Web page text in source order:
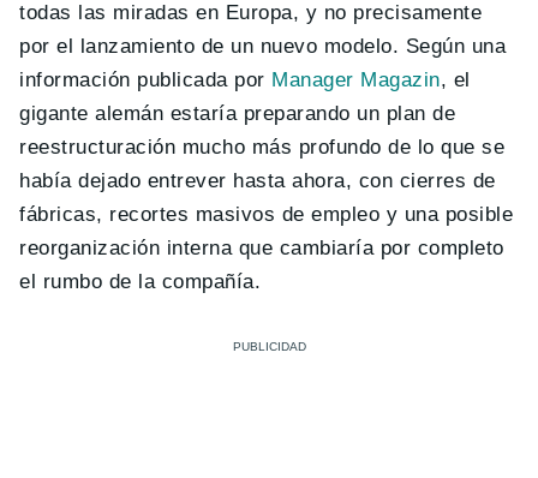
todas las miradas en Europa, y no precisamente
por el lanzamiento de un nuevo modelo. Según una
información publicada por Manager Magazin, el
gigante alemán estaría preparando un plan de
reestructuración mucho más profundo de lo que se
había dejado entrever hasta ahora, con cierres de
fábricas, recortes masivos de empleo y una posible
reorganización interna que cambiaría por completo
el rumbo de la compañía.